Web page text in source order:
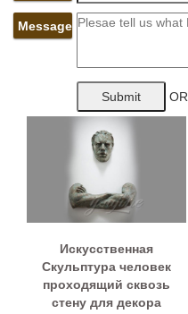
Message
OR
Искусственная
Скульптура человек
проходящий сквозь
стену для декора